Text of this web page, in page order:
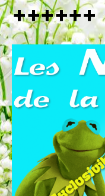
++++++